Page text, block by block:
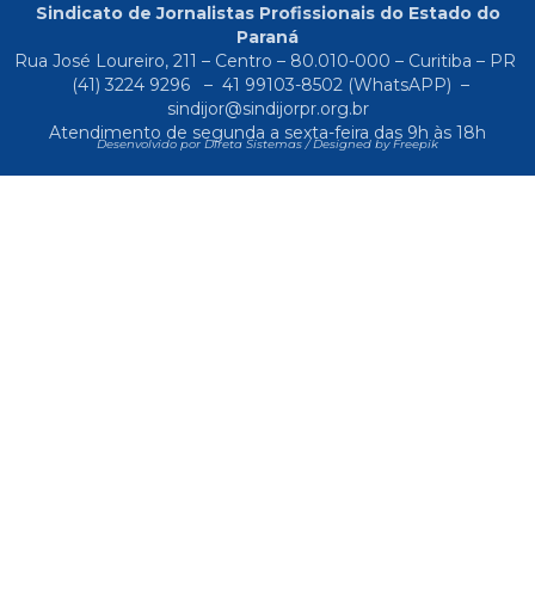
Sindicato de Jornalistas Profissionais do Estado do
Paraná
Rua José Loureiro, 211 – Centro – 80.010-000 – Curitiba – PR
(41) 3224 9296
– 41 99103-8502(WhatsAPP) –
sindijor@sindijorpr.org.br
Atendimento de segunda a sexta-feira das 9h às 18h
Desenvolvido por Direta Sistemas /Designed by Freepik